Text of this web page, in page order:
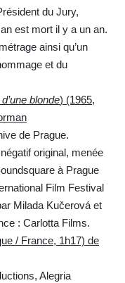
du Jury,
est mort il y a un an.
ainsi qu’un
et du
blonde) (1965,
de Prague.
original, menée
à Prague
Film Festival
Milada Kučerová et
: Carlotta Films.
/ France, 1h17) de
Alegria